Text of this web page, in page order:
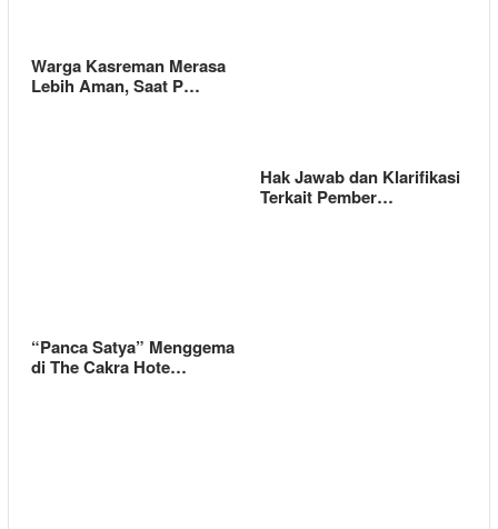
Warga Kasreman Merasa
Lebih Aman, Saat P…
Hak Jawab dan Klarifikasi
Terkait Pember…
“Panca Satya” Menggema
di The Cakra Hote…